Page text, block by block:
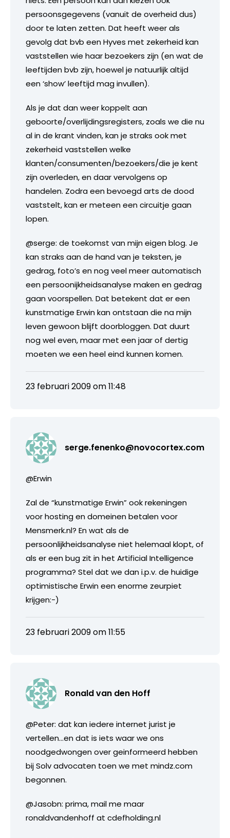
persoonsgegevens (vanuit de overheid dus)
door te laten zetten. Dat heeft weer als
gevolg dat bvb een Hyves met zekerheid kan
vaststellen wie haar bezoekers zijn (en wat de
leeftijden bvb zijn, hoewel je natuurlijk altijd
een ‘show’ leeftijd mag invullen).
Als je dat dan weer koppelt aan
geboorte/overlijdingsregisters, zoals we die nu
al in de krant vinden, kan je straks ook met
zekerheid vaststellen welke
klanten/consumenten/bezoekers/die je kent
zijn overleden, en daar vervolgens op
handelen. Zodra een bevoegd arts de dood
vaststelt, kan er meteen een circuitje gaan
lopen.
@serge: de toekomst van mijn eigen blog. Je
kan straks aan de hand van je teksten, je
gedrag, foto’s en nog veel meer automatisch
een persoonijkheidsanalyse maken en gedrag
gaan voorspellen. Dat betekent dat er een
kunstmatige Erwin kan ontstaan die na mijn
leven gewoon blijft doorbloggen. Dat duurt
nog wel even, maar met een jaar of dertig
moeten we een heel eind kunnen komen.
23 februari 2009 om 11:48
serge.fenenko@novocortex.com
@Erwin
Zal de “kunstmatige Erwin” ook rekeningen
voor hosting en domeinen betalen voor
Mensmerk.nl? En wat als de
persoonlijkheidsanalyse niet helemaal klopt, of
als er een bug zit in het Artificial Intelligence
programma? Stel dat we dan i.p.v. de huidige
optimistische Erwin een enorme zeurpiet
krijgen:-)
23 februari 2009 om 11:55
Ronald van den Hoff
@Peter: dat kan iedere internet jurist je
vertellen…en dat is iets waar we ons
noodgedwongen over geinformeerd hebben
bij Solv advocaten toen we met mindz.com
begonnen.
@Jasobn: prima, mail me maar
ronaldvandenhoff at cdefholding.nl